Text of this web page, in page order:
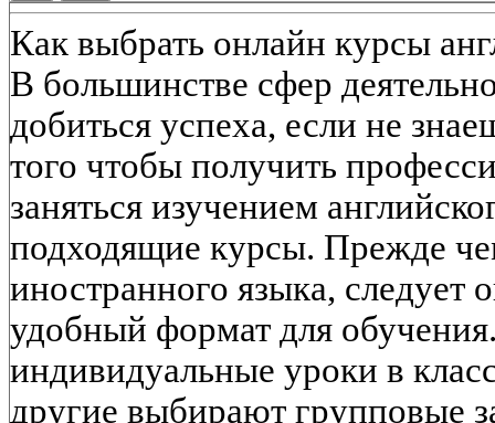
Как выбрать онлайн курсы
В большинстве сфер
добиться успеха, если не
того чтобы получить
заняться изучением
подходящие курсы. Прежде
иностранного языка, следует
удобный формат для
индивидуальные уроки в
другие выбирают групповые